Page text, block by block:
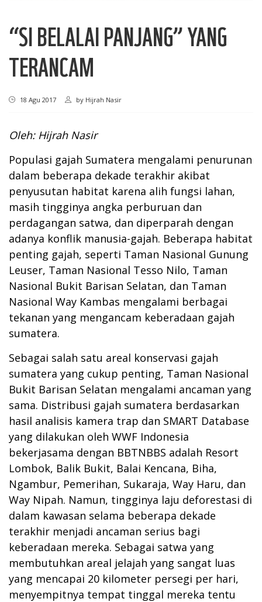
“SI BELALAI PANJANG” YANG
TERANCAM
18 Agu 2017 by Hijrah Nasir
Oleh: Hijrah Nasir
Populasi gajah Sumatera mengalami penurunan
dalam beberapa dekade terakhir akibat
penyusutan habitat karena alih fungsi lahan,
masih tingginya angka perburuan dan
perdagangan satwa, dan diperparah dengan
adanya konflik manusia-gajah. Beberapa habitat
penting gajah, seperti Taman Nasional Gunung
Leuser, Taman Nasional Tesso Nilo, Taman
Nasional Bukit Barisan Selatan, dan Taman
Nasional Way Kambas mengalami berbagai
tekanan yang mengancam keberadaan gajah
sumatera.
Sebagai salah satu areal konservasi gajah
sumatera yang cukup penting, Taman Nasional
Bukit Barisan Selatan mengalami ancaman yang
sama. Distribusi gajah sumatera berdasarkan
hasil analisis kamera trap dan SMART Database
yang dilakukan oleh WWF Indonesia
bekerjasama dengan BBTNBBS adalah Resort
Lombok, Balik Bukit, Balai Kencana, Biha,
Ngambur, Pemerihan, Sukaraja, Way Haru, dan
Way Nipah. Namun, tingginya laju deforestasi di
dalam kawasan selama beberapa dekade
terakhir menjadi ancaman serius bagi
keberadaan mereka. Sebagai satwa yang
membutuhkan areal jelajah yang sangat luas
yang mencapai 20 kilometer persegi per hari,
menyempitnya tempat tinggal mereka tentu